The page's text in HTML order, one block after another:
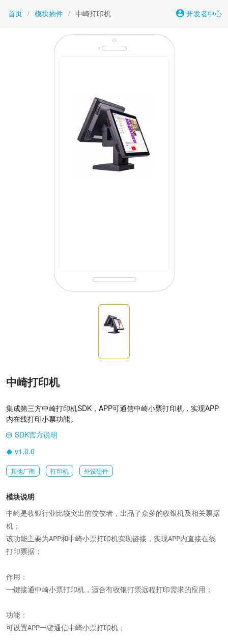
首页 / 模块插件 / 中崎打印机 开发者中心
中崎打印机
集成第三方中崎打印机SDK，APP可通信中崎小票打印机，实现APP
内在线打印小票功能。
SDK官方说明
v1.0.0
其他厂商 打印机 外设硬件
模块说明
中崎是收银行业比较突出的佼佼者，出品了众多的收银机及相关票据
机；
该功能主要为APP和中崎小票打印机实现链接，实现APP内直接在线
打印票据；
作用：
一键接通中崎小票打印机，适合有收银打票远程打印需求的应用；
功能：
可设置APP一键通信中崎小票打印机；